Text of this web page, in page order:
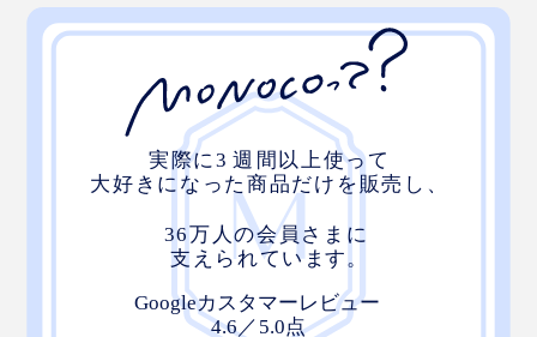
ケースは、レギュラーサイズ／ラージサイズ共通です
気をつけたいのが爪。鋭利なものに弱いので、爪を立て